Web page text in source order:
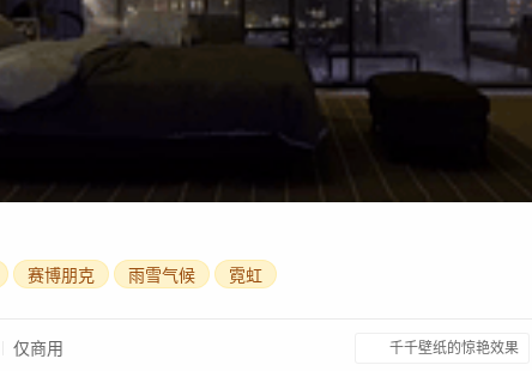
赛博朋克 雨雪气候 霓虹
仅商用 千千壁纸的惊艳效果